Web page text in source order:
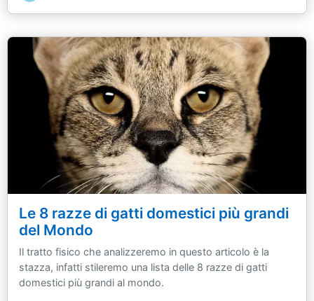
Le 8 razze di gatti domestici più grandi
del Mondo
Il tratto fisico che analizzeremo in questo articolo è la
stazza, infatti stileremo una lista delle 8 razze di gatti
domestici più grandi al mondo.